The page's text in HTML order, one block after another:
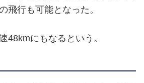
飛行も可能となった。
48kmにもなるという。